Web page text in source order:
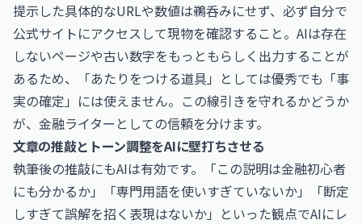
提示した具体的なURLや数値は鵜呑みにせず、必ず自分で
公式サイトにアクセスして現物を確認すること。AIは存在
しないページや古い数字をもっともらしく出力することが
あるため、「あたりをつける道具」としては優秀でも「事
実の確定」には使えません。この線引きを守れるかどうか
が、金融ライターとしての信頼を分けます。
文章の推敲とトーン調整をAIに壁打ちさせる
執筆後の推敲にもAIは有効です。「この説明は金融初心者
にも分かるか」「専門用語を使いすぎていないか」「断定
しすぎて誤解を招く表現はないか」といった観点でAIにレ